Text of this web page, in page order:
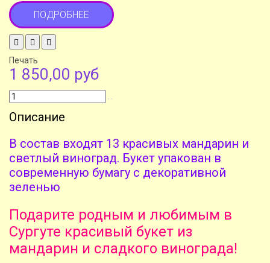
ПОДРОБНЕЕ
Печать
1 850,00 руб
Описание
В состав входят 13 красивых мандарин и
светлый виноград. Букет упакован в
современную бумагу с декоративной
зеленью
Подарите родным и любимым в
Сургуте красивый букет из
мандарин и сладкого винограда!